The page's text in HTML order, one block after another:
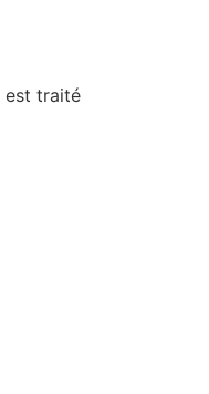
est traité